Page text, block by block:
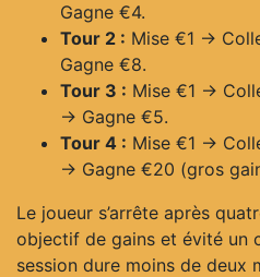
Gagne €4.
Tour 2 : Mise €1 →
Gagne €8.
Tour 3 : Mise €1 →
→ Gagne €5.
Tour 4 : Mise €1 →
→ Gagne €20 (gros
Le joueur s’arrête après
objectif de gains et évité un
session dure moins de deux